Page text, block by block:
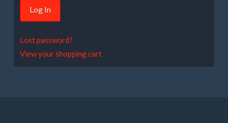
Lost password?
View your shopping cart